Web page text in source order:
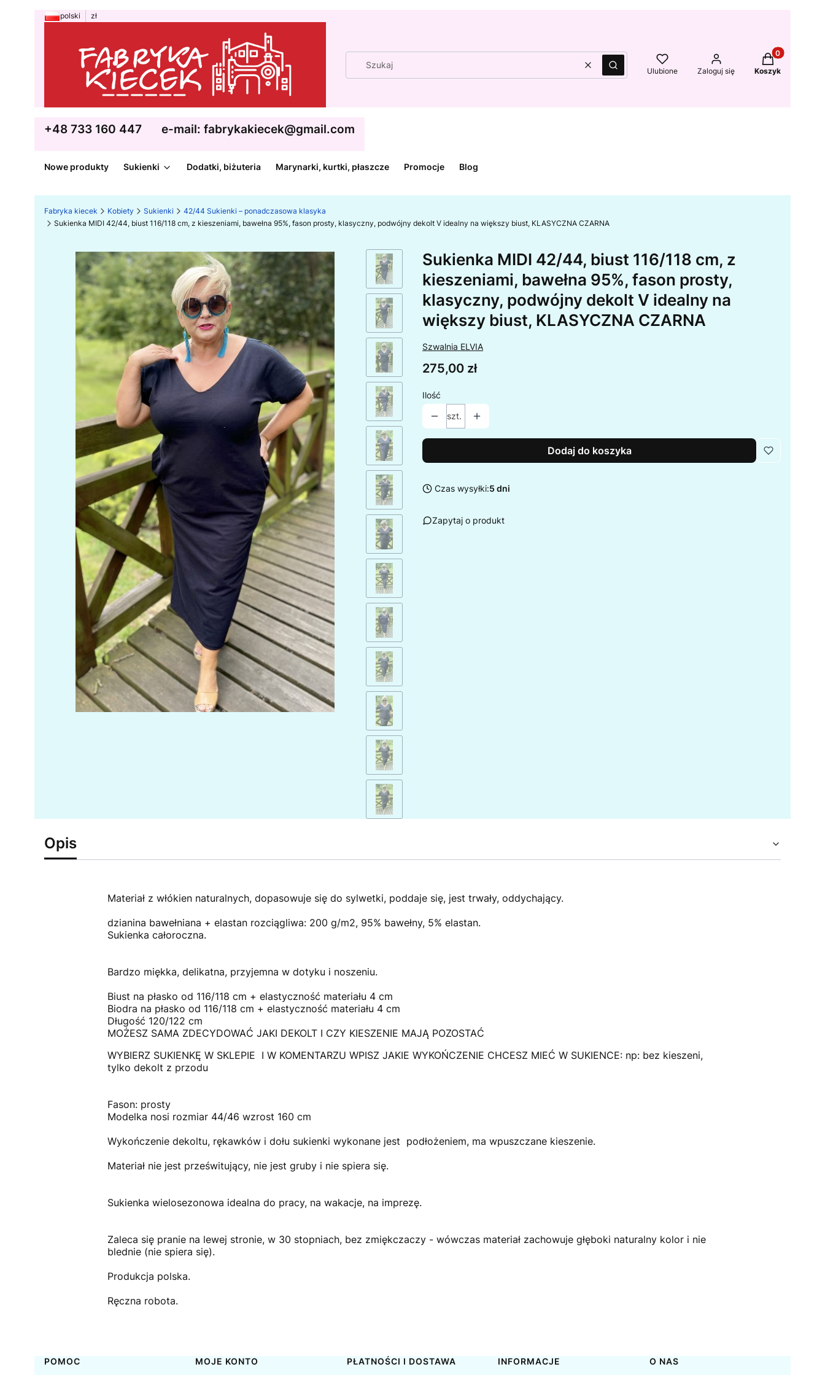
polski zł
WyczyśćSzukaj Ulubione Zaloguj się
Produkty w
Koszyk
+48 733 160 447 e-mail: fabrykakiecek@gmail.com
Nowe produkty Sukienki Dodatki, biżuteria Marynarki, kurtki, płaszcze Promocje Blog
Fabryka kiecek Kobiety Sukienki
42/44 Sukienki – ponadczasowa klasyka
Sukienka MIDI 42/44, biust 116/118 cm, z kieszeniami, bawełna 95%, fason prosty, klasyczny, podwójny dekolt V idealny na większy biust, KLASYCZNA CZARNA
Sukienka MIDI 42/44, biust 116/118 cm, z
kieszeniami, bawełna 95%, fason prosty,
klasyczny, podwójny dekolt V idealny na
większy biust, KLASYCZNA CZARNA
Szwalnia ELVIA
Cena
275,00 zł
Ilość
szt.
Dodaj do koszyka
Czas wysyłki:5 dni
Zapytaj o produkt
Opis
Materiał z włókien naturalnych, dopasowuje się do sylwetki, poddaje się, jest trwały, oddychający.
dzianina bawełniana + elastan rozciągliwa: 200 g/m2, 95% bawełny, 5% elastan.
Sukienka całoroczna.
Bardzo miękka, delikatna, przyjemna w dotyku i noszeniu.
Biust na płasko od 116/118 cm + elastyczność materiału 4 cm
Biodra na płasko od 116/118 cm + elastyczność materiału 4 cm
Długość 120/122 cm
MOŻESZ SAMA ZDECYDOWAĆ JAKI DEKOLT I CZY KIESZENIE MAJĄ POZOSTAĆ
WYBIERZ SUKIENKĘ W SKLEPIE I W KOMENTARZU WPISZ JAKIE WYKOŃCZENIE CHCESZ MIEĆ W SUKIENCE: np: bez kieszeni,
tylko dekolt z przodu
Fason: prosty
Modelka nosi rozmiar 44/46 wzrost 160 cm
Wykończenie dekoltu, rękawków i dołu sukienki wykonane jest podłożeniem, ma wpuszczane kieszenie.
Materiał nie jest prześwitujący, nie jest gruby i nie spiera się.
Sukienka wielosezonowa idealna do pracy, na wakacje, na imprezę.
Zaleca się pranie na lewej stronie, w 30 stopniach, bez zmiękczaczy - wówczas materiał zachowuje głęboki naturalny kolor i nie
blednie (nie spiera się).
Produkcja polska.
Ręczna robota.
Linki w stopce
POMOC MOJE KONTO PŁATNOŚCI I DOSTAWA INFORMACJE O NAS